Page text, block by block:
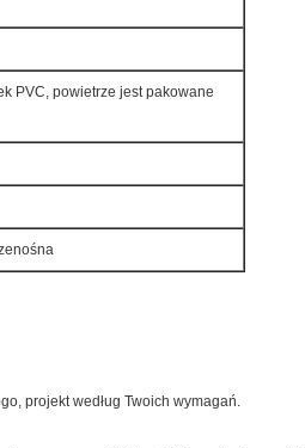
PVC, powietrze jest pakowane
projekt według Twoich wymagań.